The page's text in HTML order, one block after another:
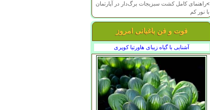
>راهنمای کامل کشت سبزیجات برگ‌دار در آپارتمان
با نور کم
فوت و فن باغبانی امروز
آشنایی با گیاه زیبای هاورتیا کوپری